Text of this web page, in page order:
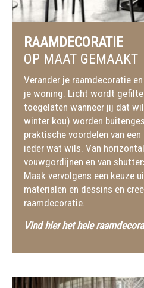
RAAMDECORATIE
OP MAAT GEMAAKT
Verander je raamdecoratie
je woning. Licht wordt
toegelaten wanneer jij dat
winter kou) worden
praktische voordelen van
ieder wat wils. Van
vouwgordijnen en van
Maak vervolgens een keuze
materialen en dessins en
raamdecoratie.
Vindhierhet hele